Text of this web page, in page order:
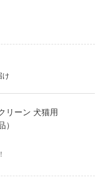
け
リーン 犬猫用